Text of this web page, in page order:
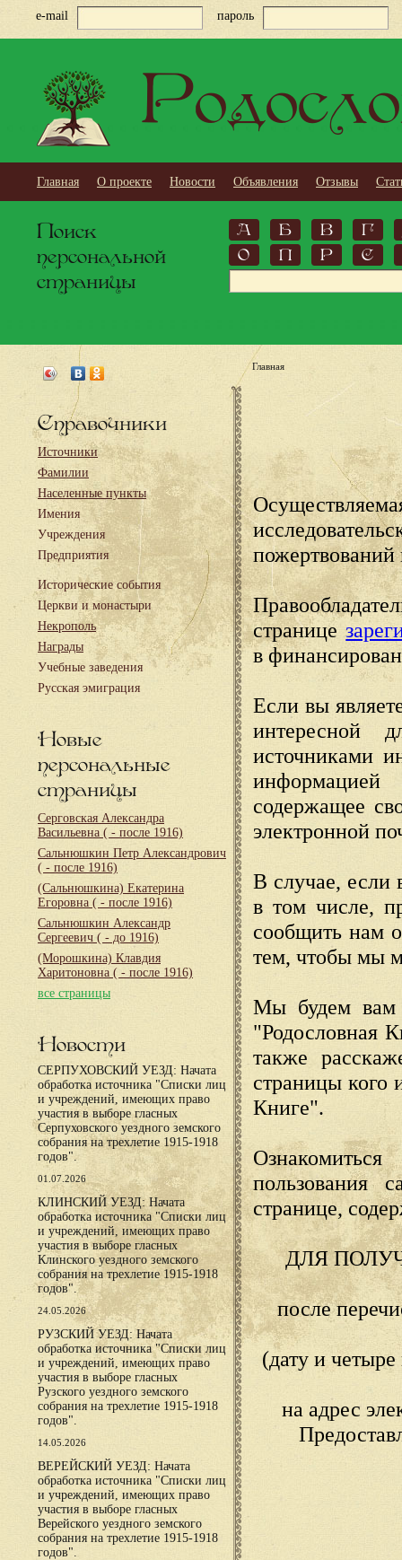
e-mail пароль
Главная О проекте Новости Объявления Отзывы
Поиск
персональной
страницы
А Б В
Г
О
П Р С
Справочники
Источники
Фамилии
Населенные пункты
Имения
Учреждения
Предприятия
Исторические события
Церкви и монастыри
Некрополь
Награды
Учебные заведения
Русская эмиграция
Новые
персональные
страницы
Серговская Александра
Васильевна ( - после 1916)
Сальнюшкин Петр Александрович
( - после 1916)
(Сальнюшкина) Екатерина
Егоровна ( - после 1916)
Сальнюшкин Александр
Сергеевич ( - до 1916)
(Морошкина) Клавдия
Харитоновна ( - после 1916)
все страницы
Новости
СЕРПУХОВСКИЙ УЕЗД: Начата
обработка источника "Списки лиц
и учреждений, имеющих право
участия в выборе гласных
Серпуховского уездного земского
собрания на трехлетие 1915-1918
годов".
01.07.2026
КЛИНСКИЙ УЕЗД: Начата
обработка источника "Списки лиц
и учреждений, имеющих право
участия в выборе гласных
Клинского уездного земского
собрания на трехлетие 1915-1918
годов".
24.05.2026
РУЗСКИЙ УЕЗД: Начата
обработка источника "Списки лиц
и учреждений, имеющих право
участия в выборе гласных
Рузского уездного земского
собрания на трехлетие 1915-1918
годов".
14.05.2026
ВЕРЕЙСКИЙ УЕЗД: Начата
обработка источника "Списки лиц
и учреждений, имеющих право
участия в выборе гласных
Верейского уездного земского
собрания на трехлетие 1915-1918
годов".
Главная
пожертвований
странице
в
Если вы
интересной
источниками
содержащее
электронной
В случае, если
в том числе,
сообщить нам
тем, чтобы мы
Мы будем вам
"Родословная
также
страницы кого
Книге".
пользования
странице,
ДЛЯ
после
(дату и
на адрес